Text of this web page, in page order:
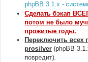
phpBB 3.1.x -
Сделать бэкап
потом не было
прожитые годы.
Переключить всех
prosilver (phpBB
повредит).